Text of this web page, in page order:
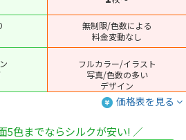
無制限/色数による
料金変動なし
フルカラー/イラスト
写真/色数の多い
デザイン
価格表を見る
5色までならシルクが安い! ／